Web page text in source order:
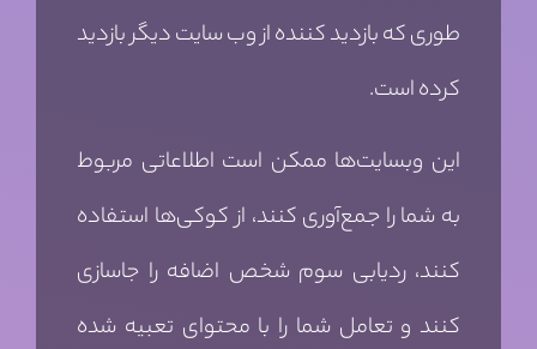
طوری که بازدید کننده از وب سایت دیگر بازدید
کرده است.
این وبسایت‌ها ممکن است اطلاعاتی مربوط
به شما را جمع‌آوری کنند، از کوکی‌ها استفاده
کنند، ردیابی سوم شخص اضافه را جاسازی
کنند و تعامل شما را با محتوای تعبیه شده